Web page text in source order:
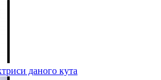
даного кута